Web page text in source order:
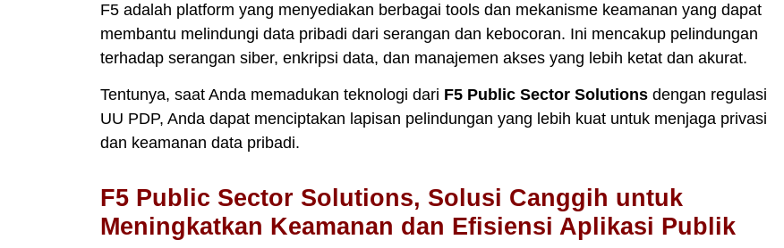
F5 adalah platform yang menyediakan berbagai tools dan mekanisme keamanan yang dapat
membantu melindungi data pribadi dari serangan dan kebocoran. Ini mencakup pelindungan
terhadap serangan siber, enkripsi data, dan manajemen akses yang lebih ketat dan akurat.
Tentunya, saat Anda memadukan teknologi dari F5 Public Sector Solutions dengan regulasi
UU PDP, Anda dapat menciptakan lapisan pelindungan yang lebih kuat untuk menjaga privasi
dan keamanan data pribadi.
F5 Public Sector Solutions, Solusi Canggih untuk
Meningkatkan Keamanan dan Efisiensi Aplikasi Publik